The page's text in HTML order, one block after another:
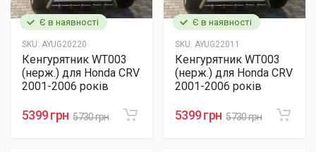
Є в наявності
SKU: AYUG20220
Кенгурятник WT003
(нерж.) для Honda CRV
2001-2006 років
5399 грн 5730 грн
Є в наявності
SKU: AYUG22011
Кенгурятник WT003
(нерж.) для Honda CRV
2001-2006 років
5399 грн 5730 грн